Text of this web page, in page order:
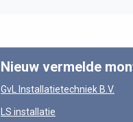
Nieuw vermelde
GvL Installatietechniek B.V.
LS installatie